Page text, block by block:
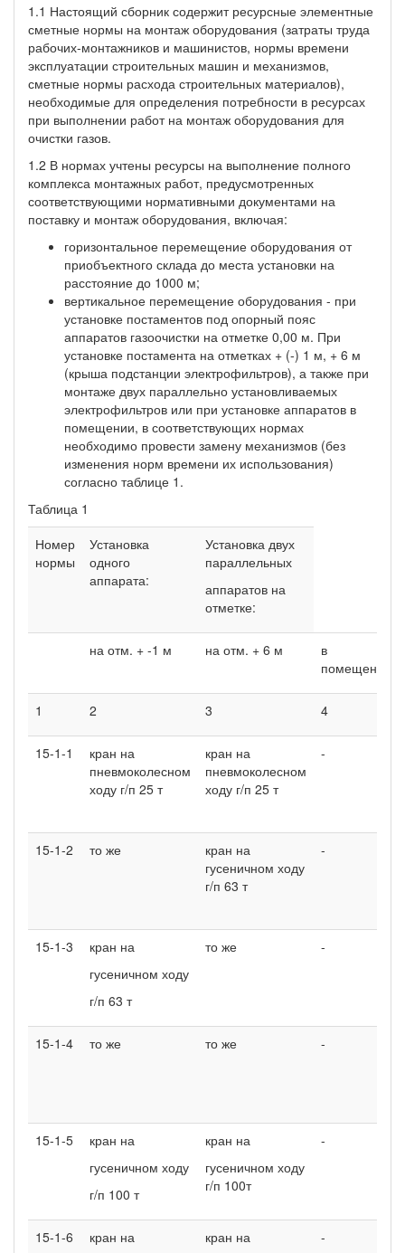
1.1 Настоящий сборник содержит ресурсные элементные
сметные нормы на монтаж оборудования (затраты труда
рабочих-монтажников и машинистов, нормы времени
эксплуатации строительных машин и механизмов,
сметные нормы расхода строительных материалов),
необходимые для определения потребности в ресурсах
при выполнении работ на монтаж оборудования для
очистки газов.
1.2 В нормах учтены ресурсы на выполнение полного
комплекса монтажных работ, предусмотренных
соответствующими нормативными документами на
поставку и монтаж оборудования, включая:
горизонтальное перемещение оборудования от
приобъектного склада до места установки на
расстояние до 1000 м;
вертикальное перемещение оборудования - при
установке постаментов под опорный пояс
аппаратов газоочистки на отметке 0,00 м. При
установке постамента на отметках + (-) 1 м, + 6 м
(крыша подстанции электрофильтров), а также при
монтаже двух параллельно установливаемых
электрофильтров или при установке аппаратов в
помещении, в соответствующих нормах
необходимо провести замену механизмов (без
изменения норм времени их использования)
согласно таблице 1.
Таблица 1
Номер
нормы
Установка
одного
аппарата:
Установка двух
параллельных
аппаратов на
отметке:
на отм. + -1 м на отм. + 6 м
в
помещении
1 2 3 4
15-1-1
кран на
пневмоколесном
ходу г/п 25 т
кран на
пневмоколесном
ходу г/п 25 т
-
15-1-2 то же
кран на
гусеничном ходу
г/п 63 т
-
15-1-3
кран на
гусеничном ходу
г/п 63 т
то же -
15-1-4 то же то же -
15-1-5
кран на
гусеничном ходу
г/п 100 т
кран на
гусеничном ходу
г/п 100т
-
15-1-6
кран на
кран на
-